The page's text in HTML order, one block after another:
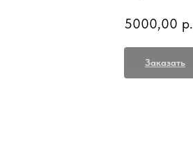
5000,00 р.
Заказать